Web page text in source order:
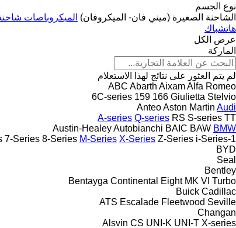
نوع الجسم
الشاحنة الصغيرة (ميني فان- الميكروفان) الميكروباصات
هاتشباك
عرض الكل
الماركة
لم يتم العثور على نتائج لهذا الاستعلام
ABC Abarth AixamAlfa Romeo
6C-series 159 166 Giulietta Stelvio
AnteoAston Martin Audi
A-series Q-series RS S-series TT
Austin-HealeyAutobianchi BAIC BAW BMW
1-Series
7-Series 8-Series M-Series X-Series Z-Series i-Series
BYD
Seal
Bentley
Bentayga Continental Eight MK VI Turbo
Buick Cadillac
ATS Escalade Fleetwood Seville
Changan
Alsvin CS UNI-K UNI-T X-series